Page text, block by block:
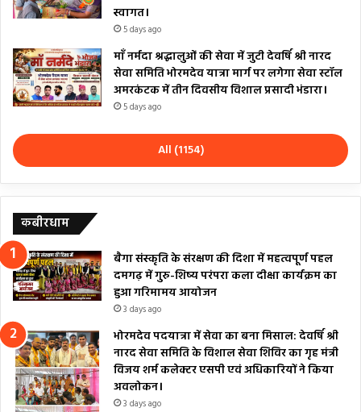
स्वागत।
5 days ago
माँ नर्मदा श्रद्धालुओं की सेवा में जुटी देवर्षि श्री नारद
सेवा समिति भोरमदेव यात्रा मार्ग पर लगेगा सेवा स्टॉल
अमरकंटक में तीन दिवसीय विशाल प्रसादी भंडारा।
5 days ago
All (1154)
कबीरधाम
बैगा संस्कृति के संरक्षण की दिशा में महत्वपूर्ण पहल
दमगढ़ में गुरु-शिष्य परंपरा कला दीक्षा कार्यक्रम का
हुआ गरिमामय आयोजन
3 days ago
भोरमदेव पदयात्रा में सेवा का बना मिसाल: देवर्षि श्री
नारद सेवा समिति के विशाल सेवा शिविर का गृह मंत्री
विजय शर्म कलेक्टर एसपी एवं अधिकारियों ने किया
अवलोकन।
3 days ago